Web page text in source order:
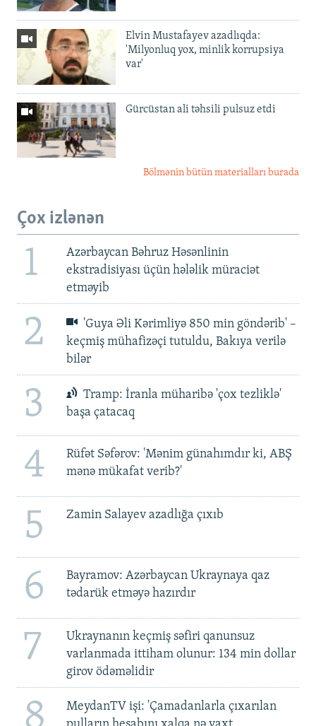
Elvin Mustafayev azadlıqda:
'Milyonluq yox, minlik korrupsiya
var'
Gürcüstan ali təhsili pulsuz etdi
Bölmənin bütün materialları burada
Çox izlənən
1
Azərbaycan Bəhruz Həsənlinin
ekstradisiyası üçün hələlik müraciət
etməyib
2
'Guya Əli Kərimliyə 850 min göndərib' –
keçmiş mühafizəçi tutuldu, Bakıya verilə
bilər
3
Tramp: İranla müharibə 'çox tezliklə'
başa çatacaq
4
Rüfət Səfərov: 'Mənim günahımdır ki, ABŞ
mənə mükafat verib?'
5 Zamin Salayev azadlığa çıxıb
6
Bayramov: Azərbaycan Ukraynaya qaz
tədarük etməyə hazırdır
7
Ukraynanın keçmiş səfiri qanunsuz
varlanmada ittiham olunur: 134 min dollar
girov ödəməlidir
MeydanTV işi: 'Çamadanlarla çıxarılan